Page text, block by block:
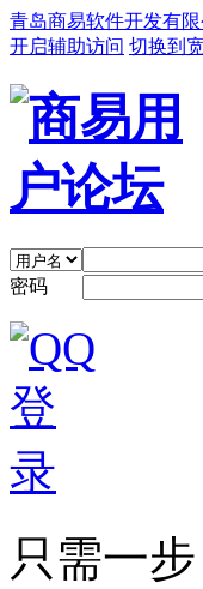
青岛商易软件开发有限
开启辅助访问 切换到
密码
只需一